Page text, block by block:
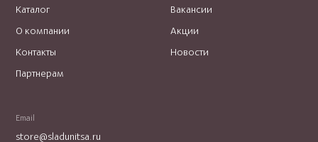
Каталог
О компании
Контакты
Партнерам
Вакансии
Акции
Новости
Email
store@sladunitsa.ru